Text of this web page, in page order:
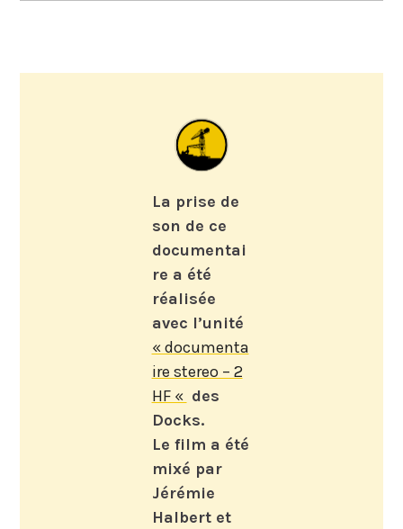
La prise de
son de ce
documentai
re a été
réalisée
avec l’unité
« documenta
ire stereo – 2
HF « des
Docks.
Le film a été
mixé par
Jérémie
Halbert et